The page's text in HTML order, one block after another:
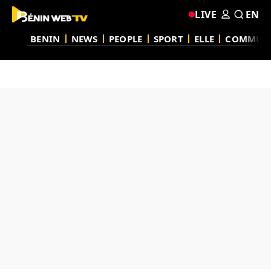
BENIN NEWS PEOPLE SPORT ELLE
LIVE EN